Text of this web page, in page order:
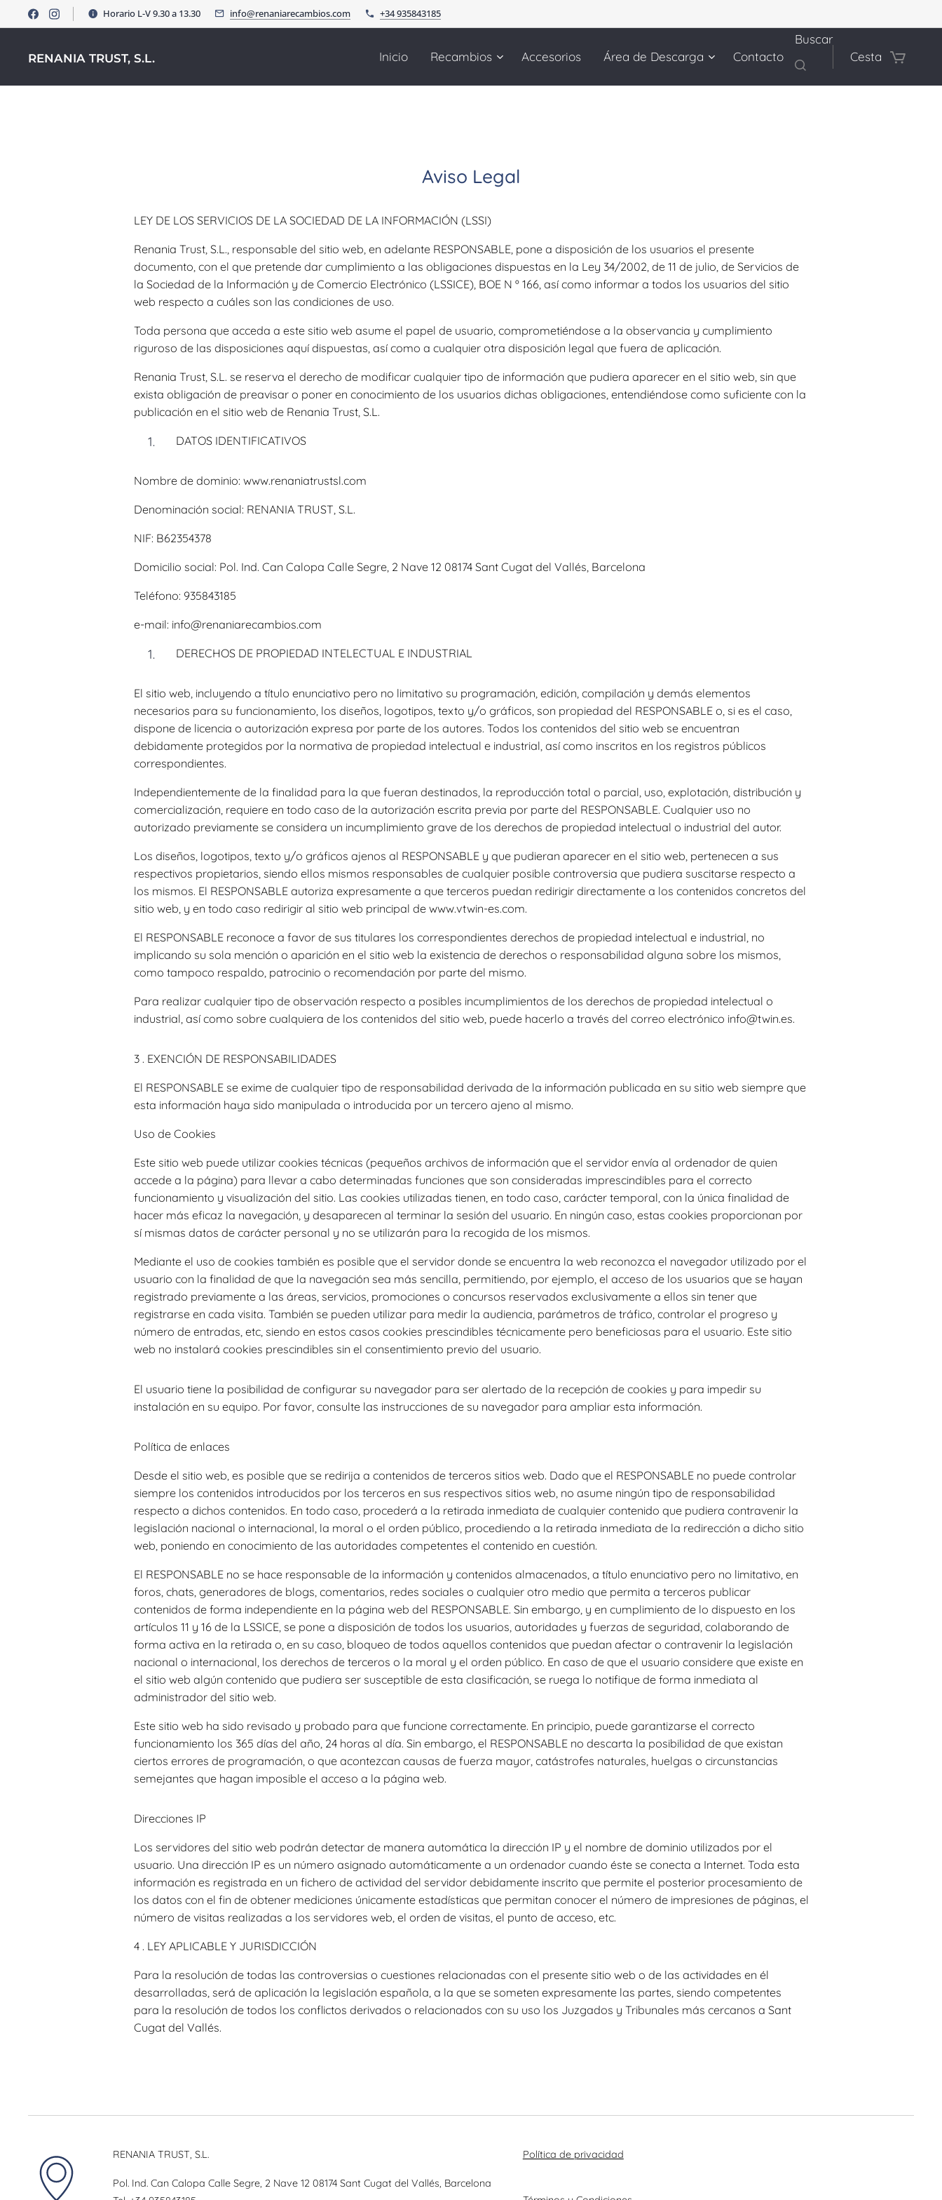
Horario L-V 9.30 a 13.30 info@renaniarecambios.com +34 935843185
RENANIA TRUST, S.L. Inicio Recambios Accesorios Área de Descarga Contacto
Buscar
Cesta
Aviso Legal
LEY DE LOS SERVICIOS DE LA SOCIEDAD DE LA INFORMACIÓN (LSSI)
Renania Trust, S.L., responsable del sitio web, en adelante RESPONSABLE, pone a disposición de los usuarios el presente
documento, con el que pretende dar cumplimiento a las obligaciones dispuestas en la Ley 34/2002, de 11 de julio, de Servicios de
la Sociedad de la Información y de Comercio Electrónico (LSSICE), BOE N º 166, así como informar a todos los usuarios del sitio
web respecto a cuáles son las condiciones de uso.
Toda persona que acceda a este sitio web asume el papel de usuario, comprometiéndose a la observancia y cumplimiento
riguroso de las disposiciones aquí dispuestas, así como a cualquier otra disposición legal que fuera de aplicación.
Renania Trust, S.L. se reserva el derecho de modificar cualquier tipo de información que pudiera aparecer en el sitio web, sin que
exista obligación de preavisar o poner en conocimiento de los usuarios dichas obligaciones, entendiéndose como suficiente con la
publicación en el sitio web de Renania Trust, S.L.
DATOS IDENTIFICATIVOS
Nombre de dominio: www.renaniatrustsl.com
Denominación social: RENANIA TRUST, S.L.
NIF: B62354378
Domicilio social: Pol. Ind. Can Calopa Calle Segre, 2 Nave 12 08174 Sant Cugat del Vallés, Barcelona
Teléfono: 935843185
e-mail: info@renaniarecambios.com
DERECHOS DE PROPIEDAD INTELECTUAL E INDUSTRIAL
El sitio web, incluyendo a título enunciativo pero no limitativo su programación, edición, compilación y demás elementos
necesarios para su funcionamiento, los diseños, logotipos, texto y/o gráficos, son propiedad del RESPONSABLE o, si es el caso,
dispone de licencia o autorización expresa por parte de los autores. Todos los contenidos del sitio web se encuentran
debidamente protegidos por la normativa de propiedad intelectual e industrial, así como inscritos en los registros públicos
correspondientes.
Independientemente de la finalidad para la que fueran destinados, la reproducción total o parcial, uso, explotación, distribución y
comercialización, requiere en todo caso de la autorización escrita previa por parte del RESPONSABLE. Cualquier uso no
autorizado previamente se considera un incumplimiento grave de los derechos de propiedad intelectual o industrial del autor.
Los diseños, logotipos, texto y/o gráficos ajenos al RESPONSABLE y que pudieran aparecer en el sitio web, pertenecen a sus
respectivos propietarios, siendo ellos mismos responsables de cualquier posible controversia que pudiera suscitarse respecto a
los mismos. El RESPONSABLE autoriza expresamente a que terceros puedan redirigir directamente a los contenidos concretos del
sitio web, y en todo caso redirigir al sitio web principal de www.vtwin-es.com.
El RESPONSABLE reconoce a favor de sus titulares los correspondientes derechos de propiedad intelectual e industrial, no
implicando su sola mención o aparición en el sitio web la existencia de derechos o responsabilidad alguna sobre los mismos,
como tampoco respaldo, patrocinio o recomendación por parte del mismo.
Para realizar cualquier tipo de observación respecto a posibles incumplimientos de los derechos de propiedad intelectual o
industrial, así como sobre cualquiera de los contenidos del sitio web, puede hacerlo a través del correo electrónico info@twin.es.
3 . EXENCIÓN DE RESPONSABILIDADES
El RESPONSABLE se exime de cualquier tipo de responsabilidad derivada de la información publicada en su sitio web siempre que
esta información haya sido manipulada o introducida por un tercero ajeno al mismo.
Uso de Cookies
Este sitio web puede utilizar cookies técnicas (pequeños archivos de información que el servidor envía al ordenador de quien
accede a la página) para llevar a cabo determinadas funciones que son consideradas imprescindibles para el correcto
funcionamiento y visualización del sitio. Las cookies utilizadas tienen, en todo caso, carácter temporal, con la única finalidad de
hacer más eficaz la navegación, y desaparecen al terminar la sesión del usuario. En ningún caso, estas cookies proporcionan por
sí mismas datos de carácter personal y no se utilizarán para la recogida de los mismos.
Mediante el uso de cookies también es posible que el servidor donde se encuentra la web reconozca el navegador utilizado por el
usuario con la finalidad de que la navegación sea más sencilla, permitiendo, por ejemplo, el acceso de los usuarios que se hayan
registrado previamente a las áreas, servicios, promociones o concursos reservados exclusivamente a ellos sin tener que
registrarse en cada visita. También se pueden utilizar para medir la audiencia, parámetros de tráfico, controlar el progreso y
número de entradas, etc, siendo en estos casos cookies prescindibles técnicamente pero beneficiosas para el usuario. Este sitio
web no instalará cookies prescindibles sin el consentimiento previo del usuario.
El usuario tiene la posibilidad de configurar su navegador para ser alertado de la recepción de cookies y para impedir su
instalación en su equipo. Por favor, consulte las instrucciones de su navegador para ampliar esta información.
Política de enlaces
Desde el sitio web, es posible que se redirija a contenidos de terceros sitios web. Dado que el RESPONSABLE no puede controlar
siempre los contenidos introducidos por los terceros en sus respectivos sitios web, no asume ningún tipo de responsabilidad
respecto a dichos contenidos. En todo caso, procederá a la retirada inmediata de cualquier contenido que pudiera contravenir la
legislación nacional o internacional, la moral o el orden público, procediendo a la retirada inmediata de la redirección a dicho sitio
web, poniendo en conocimiento de las autoridades competentes el contenido en cuestión.
El RESPONSABLE no se hace responsable de la información y contenidos almacenados, a título enunciativo pero no limitativo, en
foros, chats, generadores de blogs, comentarios, redes sociales o cualquier otro medio que permita a terceros publicar
contenidos de forma independiente en la página web del RESPONSABLE. Sin embargo, y en cumplimiento de lo dispuesto en los
artículos 11 y 16 de la LSSICE, se pone a disposición de todos los usuarios, autoridades y fuerzas de seguridad, colaborando de
forma activa en la retirada o, en su caso, bloqueo de todos aquellos contenidos que puedan afectar o contravenir la legislación
nacional o internacional, los derechos de terceros o la moral y el orden público. En caso de que el usuario considere que existe en
el sitio web algún contenido que pudiera ser susceptible de esta clasificación, se ruega lo notifique de forma inmediata al
administrador del sitio web.
Este sitio web ha sido revisado y probado para que funcione correctamente. En principio, puede garantizarse el correcto
funcionamiento los 365 días del año, 24 horas al día. Sin embargo, el RESPONSABLE no descarta la posibilidad de que existan
ciertos errores de programación, o que acontezcan causas de fuerza mayor, catástrofes naturales, huelgas o circunstancias
semejantes que hagan imposible el acceso a la página web.
Direcciones IP
Los servidores del sitio web podrán detectar de manera automática la dirección IP y el nombre de dominio utilizados por el
usuario. Una dirección IP es un número asignado automáticamente a un ordenador cuando éste se conecta a Internet. Toda esta
información es registrada en un fichero de actividad del servidor debidamente inscrito que permite el posterior procesamiento de
los datos con el fin de obtener mediciones únicamente estadísticas que permitan conocer el número de impresiones de páginas, el
número de visitas realizadas a los servidores web, el orden de visitas, el punto de acceso, etc.
4 . LEY APLICABLE Y JURISDICCIÓN
Para la resolución de todas las controversias o cuestiones relacionadas con el presente sitio web o de las actividades en él
desarrolladas, será de aplicación la legislación española, a la que se someten expresamente las partes, siendo competentes
para la resolución de todos los conflictos derivados o relacionados con su uso los Juzgados y Tribunales más cercanos a Sant
Cugat del Vallés.
RENANIA TRUST, S.L.
Pol. Ind. Can Calopa Calle Segre, 2 Nave 12 08174 Sant Cugat del Vallés, Barcelona
Política de privacidad